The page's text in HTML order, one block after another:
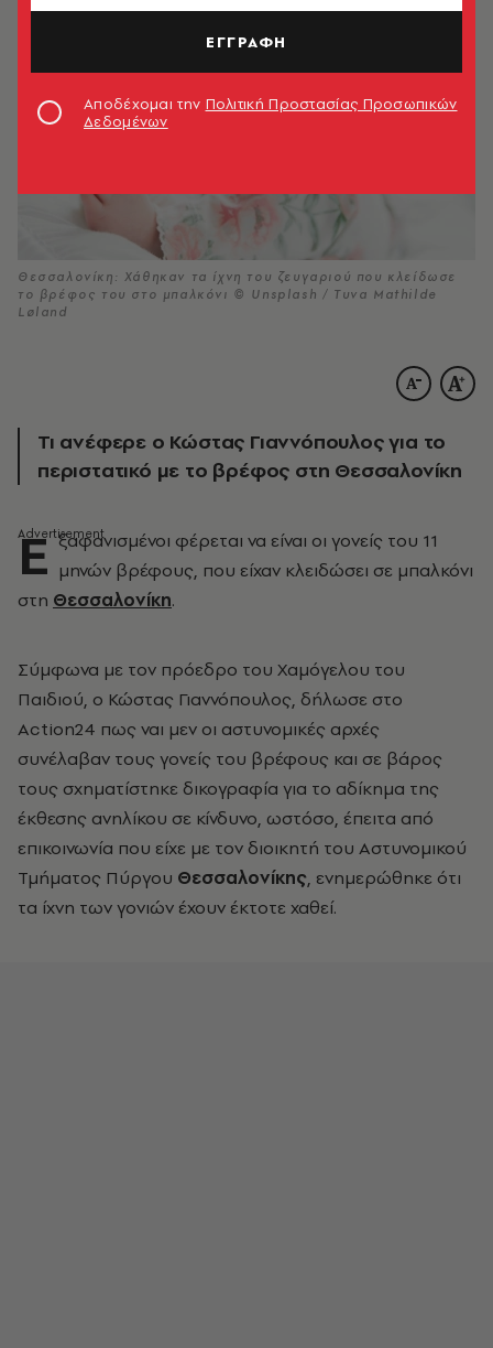
Θεσσαλονίκη: Χάθηκαν τα ίχνη του ζευγαριού που κλείδωσε
το βρέφος του στο μπαλκόνι © Unsplash / Tuva Mathilde
Løland
Τι ανέφερε ο Κώστας Γιαννόπουλος για το
περιστατικό με το βρέφος στη Θεσσαλονίκη
Ε ξαφανισμένοι φέρεται να είναι οι γονείς του 11
μηνών βρέφους, που είχαν κλειδώσει σε μπαλκόνι
στη Θεσσαλονίκη.
Σύμφωνα με τον πρόεδρο του Χαμόγελου του
Παιδιού, ο Κώστας Γιαννόπουλος, δήλωσε στο
Action24 πως ναι μεν οι αστυνομικές αρχές
συνέλαβαν τους γονείς του βρέφους και σε βάρος
τους σχηματίστηκε δικογραφία για το αδίκημα της
έκθεσης ανηλίκου σε κίνδυνο, ωστόσο, έπειτα από
επικοινωνία που είχε με τον διοικητή του Αστυνομικού
Τμήματος Πύργου Θεσσαλονίκης, ενημερώθηκε ότι
τα ίχνη των γονιών έχουν έκτοτε χαθεί.
ΕΓΓΡΑΦΗ
Αποδέχομαι την Πολιτική Προστασίας Προσωπικών
Δεδομένων